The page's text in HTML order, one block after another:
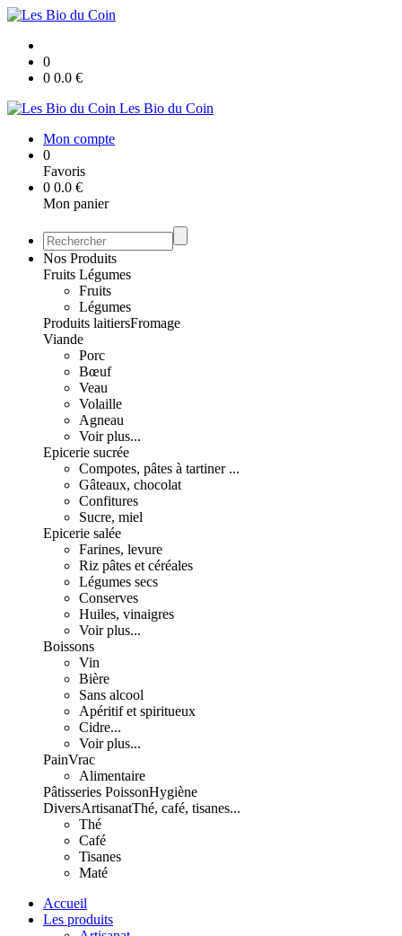
0
0 0.0 €
Les Bio du Coin
Mon compte
0
Favoris
0 0.0 €
Mon panier
Nos Produits
Fruits Légumes
Fruits
Légumes
Produits laitiersFromage
Viande
Porc
Bœuf
Veau
Volaille
Agneau
Voir plus...
Epicerie sucrée
Compotes, pâtes à tartiner ...
Gâteaux, chocolat
Confitures
Sucre, miel
Epicerie salée
Farines, levure
Riz pâtes et céréales
Légumes secs
Conserves
Huiles, vinaigres
Voir plus...
Boissons
Vin
Bière
Sans alcool
Apéritif et spiritueux
Cidre...
Voir plus...
PainVrac
Alimentaire
Pâtisseries PoissonHygiène
DiversArtisanatThé, café, tisanes...
Thé
Café
Tisanes
Maté
Accueil
Les produits